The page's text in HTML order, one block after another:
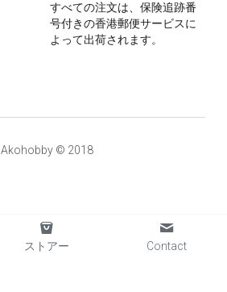
すべての注文は、保険追跡番
号付きの香港郵便サービスに
よって出荷されます。
Akohobby © 2018
ストアー Contact